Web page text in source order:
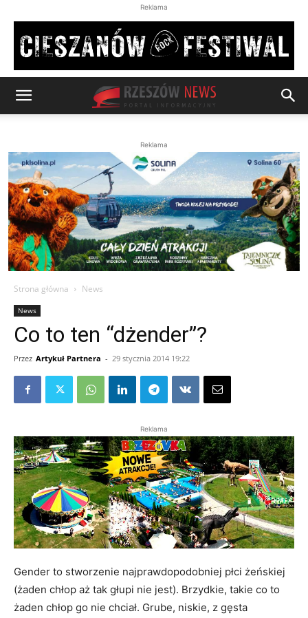
Reklama
Reklama
Strona główna News
News
Co to ten “dżender”?
Przez Artykuł Partnera - 29 stycznia 2014 19:22
Reklama
Gender to stworzenie najprawdopodobniej płci żeńskiej
(żaden chłop aż tak głupi nie jest). Brzydkie, takie co to
żaden chłop go nie chciał. Grube, niskie, z gęsta